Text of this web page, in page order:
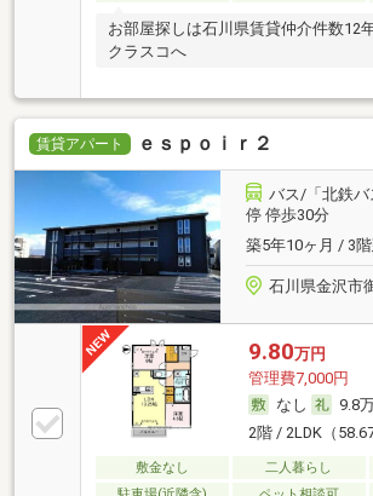
お部屋探しは石川県賃貸仲介件数12
クラスコへ
賃貸アパート ｅｓｐｏｉｒ２
バス/「北鉄バ
停 停歩30分
築5年10ヶ月 / 3
石川県金沢市
9.80万円
管理費7,000円
なし
9.8
2階 / 2LDK（
敷金なし 二人暮らし